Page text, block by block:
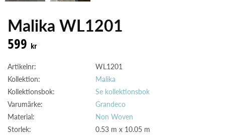
Malika WL1201
599 kr
Artikelnr:
WL1201
Kollektion:
Malika
Kollektionsbok:
Se kollektionsbok
Varumärke:
Grandeco
Material:
Non Woven
Storlek:
0.53 m x 10.05 m